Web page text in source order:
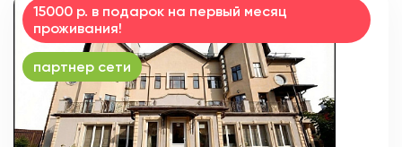
15000 р. в подарок на первый месяц
проживания!
партнер сети